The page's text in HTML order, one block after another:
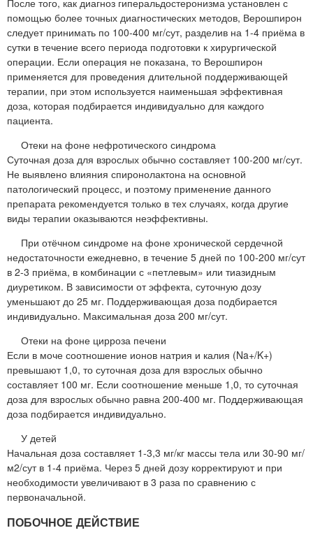
помощью более точных диагностических методов, Верошпирон
следует принимать по 100-400 мг/сут, разделив на 1-4 приёма в
сутки в течение всего периода подготовки к хирургической
операции. Если операция не показана, то Верошпирон
применяется для проведения длительной поддерживающей
терапии, при этом используется наименьшая эффективная
доза, которая подбирается индивидуально для каждого
пациента.
Отеки на фоне нефротического синдрома
Суточная доза для взрослых обычно составляет 100-200 мг/сут.
Не выявлено влияния спиронолактона на основной
патологический процесс, и поэтому применение данного
препарата рекомендуется только в тех случаях, когда другие
виды терапии оказываются неэффективны.
При отёчном синдроме на фоне хронической сердечной
недостаточности ежедневно, в течение 5 дней по 100-200 мг/сут
в 2-3 приёма, в комбинации с «петлевым» или тиазидным
диуретиком. В зависимости от эффекта, суточную дозу
уменьшают до 25 мг. Поддерживающая доза подбирается
индивидуально. Максимальная доза 200 мг/сут.
Отеки на фоне цирроза печени
Если в моче соотношение ионов натрия и калия (Na+/K+)
превышают 1,0, то суточная доза для взрослых обычно
составляет 100 мг. Если соотношение меньше 1,0, то суточная
доза для взрослых обычно равна 200-400 мг. Поддерживающая
доза подбирается индивидуально.
У детей
Начальная доза составляет 1-3,3 мг/кг массы тела или 30-90 мг/
м2/сут в 1-4 приёма. Через 5 дней дозу корректируют и при
необходимости увеличивают в 3 раза по сравнению с
первоначальной.
ПОБОЧНОЕ ДЕЙСТВИЕ